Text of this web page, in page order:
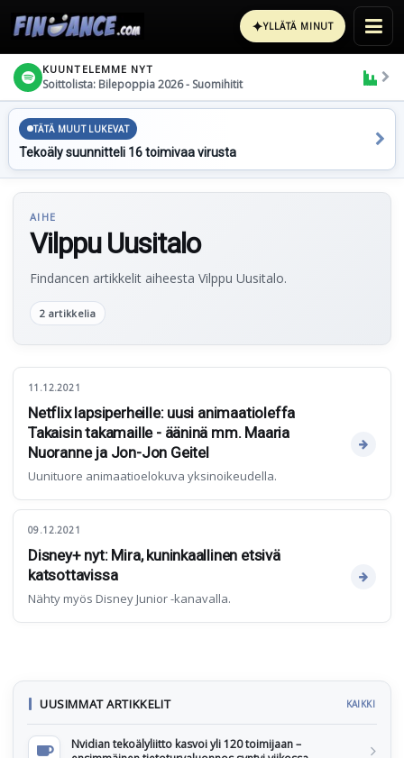
✦YLLÄTÄ MINUT
KUUNTELEMME NYT
Soittolista: Bilepoppia 2026 - Suomihitit
TÄTÄ MUUT LUKEVAT
Tekoäly suunnitteli 16 toimivaa virusta
AIHE
Vilppu Uusitalo
Findancen artikkelit aiheesta Vilppu Uusitalo.
2 artikkelia
11.12.2021
Netflix lapsiperheille: uusi animaatioleffa
Takaisin takamaille - ääninä mm. Maaria
Nuoranne ja Jon-Jon Geitel
Uunituore animaatioelokuva yksinoikeudella.
09.12.2021
Disney+ nyt: Mira, kuninkaallinen etsivä
katsottavissa
Nähty myös Disney Junior -kanavalla.
UUSIMMAT ARTIKKELIT KAIKKI
Nvidian tekoälyliitto kasvoi yli 120 toimijaan –